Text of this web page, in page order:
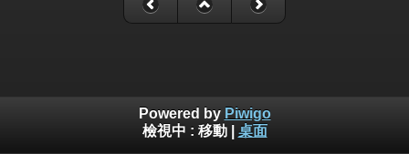
Powered by Piwigo
檢視中 : 移動| 桌面